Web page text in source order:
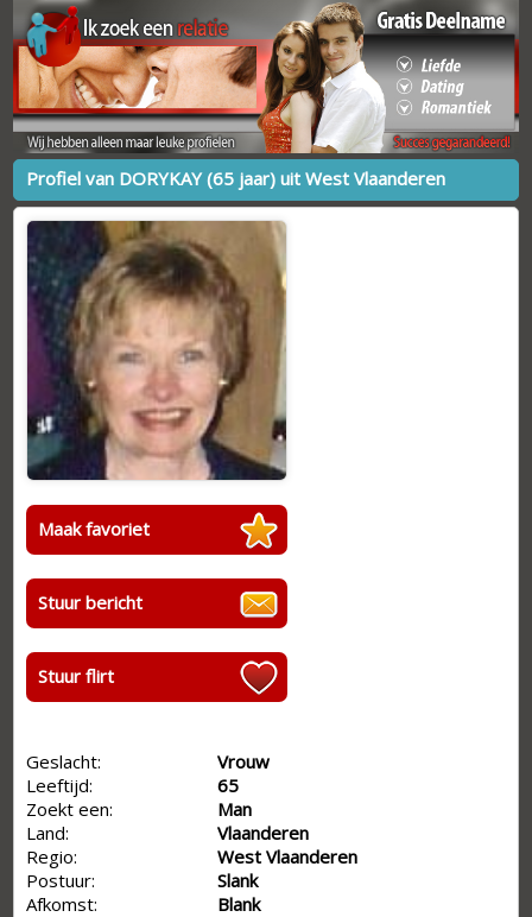
Profiel van DORYKAY (65 jaar) uit West Vlaanderen
Maak favoriet
Stuur bericht
Stuur flirt
Geslacht:
Vrouw
Leeftijd:
65
Zoekt een:
Man
Land:
Vlaanderen
Regio:
West Vlaanderen
Postuur:
Slank
Afkomst:
Blank